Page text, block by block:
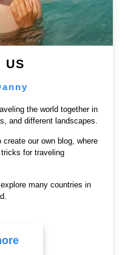
US
the world together in
and different landscapes.
our own blog, where
for traveling
many countries in